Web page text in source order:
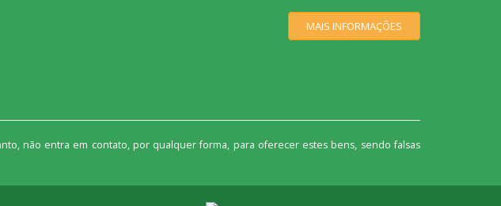
MAIS INFORMAÇÕES
não entra em contato, por qualquer forma, para oferecer estes bens, sendo falsas